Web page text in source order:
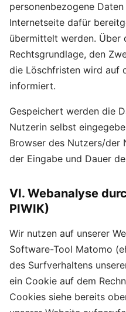
personenbezogene
Internetseite dafür
übermittelt werden. Über
Rechtsgrundlage, den
die Löschfristen wird auf
informiert.
Gespeichert werden die
Nutzerin selbst
Browser des Nutzers/der
der Eingabe und Dauer
VI. Webanalyse
PIWIK)
Wir nutzen auf unserer
Software-Tool Matomo
des Surfverhaltens
ein Cookie auf dem
Cookies siehe bereits